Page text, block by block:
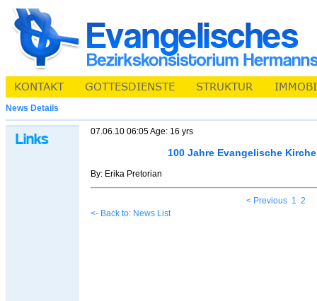
News Details
07.06.10 06:05 Age: 16 yrs
100 Jahre Evangelische
By: Erika Pretorian
< Previous 1 2
<- Back to: News List